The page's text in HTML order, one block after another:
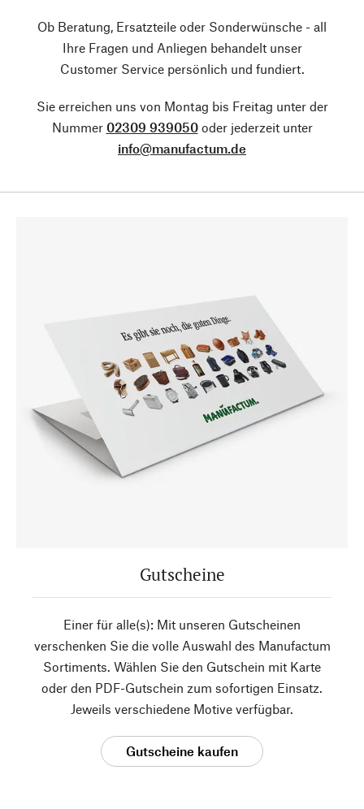
Ob Beratung, Ersatzteile oder Sonderwünsche - all
Ihre Fragen und Anliegen behandelt unser
Customer Service persönlich und fundiert.
Sie erreichen uns von Montag bis Freitag unter der
Nummer 02309 939050oder jederzeit unter
info@manufactum.de
Gutscheine
Einer für alle(s): Mit unseren Gutscheinen
verschenken Sie die volle Auswahl des Manufactum
Sortiments. Wählen Sie den Gutschein mit Karte
oder den PDF-Gutschein zum sofortigen Einsatz.
Jeweils verschiedene Motive verfügbar.
Gutscheine kaufen